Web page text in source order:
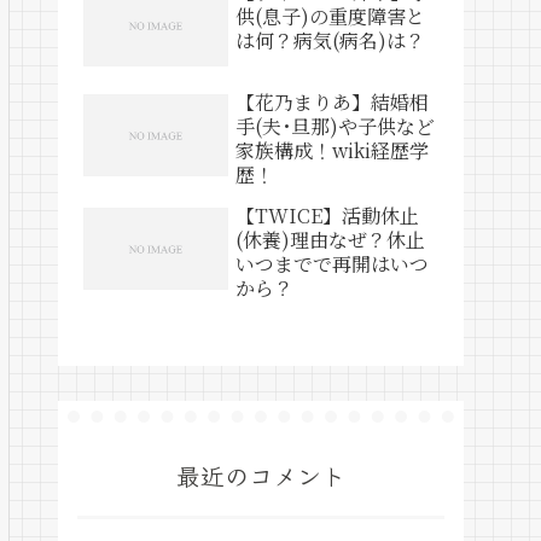
供(息子)の重度障害と
は何？病気(病名)は？
【花乃まりあ】結婚相
手(夫･旦那)や子供など
家族構成！wiki経歴学
歴！
【TWICE】活動休止
(休養)理由なぜ？休止
いつまでで再開はいつ
から？
最近のコメント